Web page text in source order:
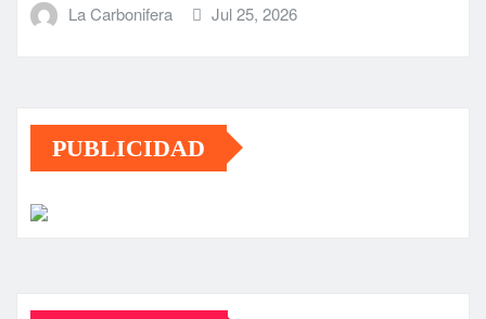
La Carbonifera Jul 25, 2026
PUBLICIDAD